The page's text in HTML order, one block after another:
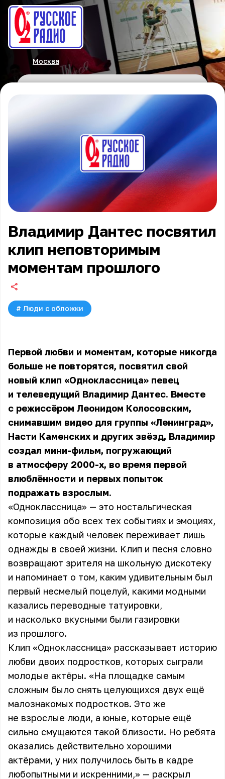
Москва
Владимир Дантес посвятил
клип неповторимым
моментам прошлого
# Люди с обложки
Первой любви и моментам, которые никогда
больше не повторятся, посвятил свой
новый клип «Одноклассница» певец
и телеведущий Владимир Дантес. Вместе
с режиссёром Леонидом Колосовским,
снимавшим видео для группы «Ленинград»,
Насти Каменских и других звёзд, Владимир
создал мини-фильм, погружающий
в атмосферу 2000-х, во время первой
влюблённости и первых попыток
подражать взрослым.
«Одноклассница» — это ностальгическая
композиция обо всех тех событиях и эмоциях,
которые каждый человек переживает лишь
однажды в своей жизни. Клип и песня словно
возвращают зрителя на школьную дискотеку
и напоминает о том, каким удивительным был
первый несмелый поцелуй, какими модными
казались переводные татуировки,
и насколько вкусными были газировки
из прошлого.
Клип «Одноклассница» рассказывает историю
любви двоих подростков, которых сыграли
молодые актёры. «На площадке самым
сложным было снять целующихся двух ещё
малознакомых подростков. Это же
не взрослые люди, а юные, которые ещё
сильно смущаются такой близости. Но ребята
оказались действительно хорошими
актёрами, у них получилось быть в кадре
любопытными и искренними,» — раскрыл